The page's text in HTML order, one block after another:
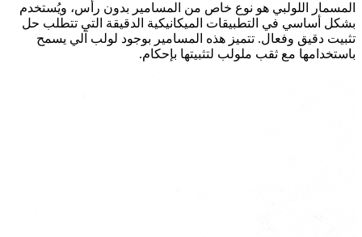
المسمار اللولبي هو نوع خاص من المسامير بدون رأس، ويُستخدم
بشكل أساسي في التطبيقات الميكانيكية الدقيقة التي تتطلب حل
تثبيت دقيق وفعال. تتميز هذه المسامير بوجود لولب آلي يسمح
باستخدامها مع ثقب ملولب لتثبيتها بإحكام.